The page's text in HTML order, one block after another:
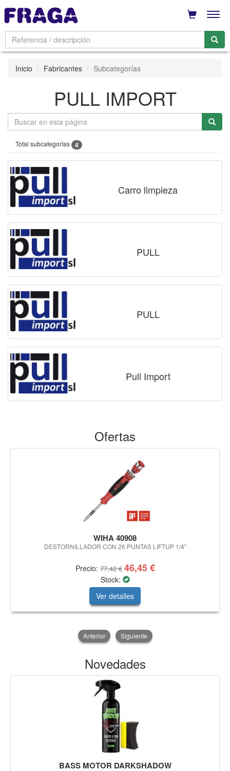
Inicio Fabricantes Subcategorías
PULL IMPORT
Total subcategorías 4
Carro limpieza
PULL
PULL
Pull Import
Ofertas
WIHA 40908
DESTORNILLADOR CON 26 PUNTAS LIFTUP 1/4''
Precio:77,42 € 46,45 €
Stock:
Ver detalles
Anterior Siguiente
Novedades
BASS MOTOR DARKSHADOW